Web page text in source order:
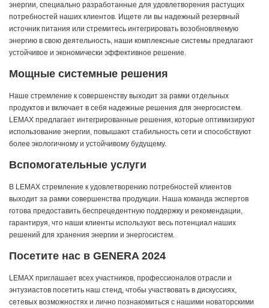
энергии, специально разработанные для удовлетворения растущих
потребностей наших клиентов. Ищете ли вы надежный резервный
источник питания или стремитесь интегрировать возобновляемую
энергию в свою деятельность, наши комплексные системы предлагают
устойчивое и экономически эффективное решение.
Мощные системные решения
Наше стремление к совершенству выходит за рамки отдельных
продуктов и включает в себя надежные решения для энергосистем.
LEMAX предлагает интегрированные решения, которые оптимизируют
использование энергии, повышают стабильность сети и способствуют
более экологичному и устойчивому будущему.
Вспомогательные услуги
В LEMAX стремление к удовлетворению потребностей клиентов
выходит за рамки совершенства продукции. Наша команда экспертов
готова предоставить беспрецедентную поддержку и рекомендации,
гарантируя, что наши клиенты используют весь потенциал наших
решений для хранения энергии и энергосистем.
Посетите нас в GENERA 2024
LEMAX приглашает всех участников, профессионалов отрасли и
энтузиастов посетить наш стенд, чтобы участвовать в дискуссиях,
сетевых возможностях и лично познакомиться с нашими новаторскими